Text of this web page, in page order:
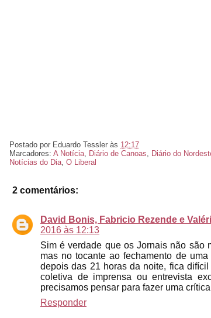
Postado por Eduardo Tessler às 12:17
Marcadores: A Notícia Diário de Canoas Diário do
Notícias do Dia O Liberal
2 comentários:
David Bonis, Fabricio Rezende e
2016 às 12:13
Sim é verdade que os Jornais não são
mas no tocante ao fechamento de
depois das 21 horas da noite, fica
coletiva de imprensa ou entrevista
precisamos pensar para fazer uma
Responder